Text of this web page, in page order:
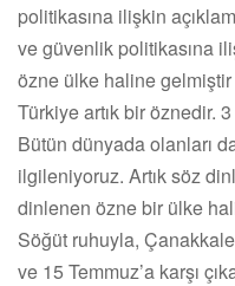
politikasına ilişkin
ve güvenlik politikasına
özne ülke haline
Türkiye artık bir öznedir.
Bütün dünyada olanları
ilgileniyoruz. Artık söz
dinlenen özne bir ülke
Söğüt ruhuyla,
ve 15 Temmuz’a karşı